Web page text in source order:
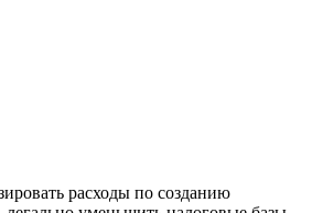
расходы по созданию